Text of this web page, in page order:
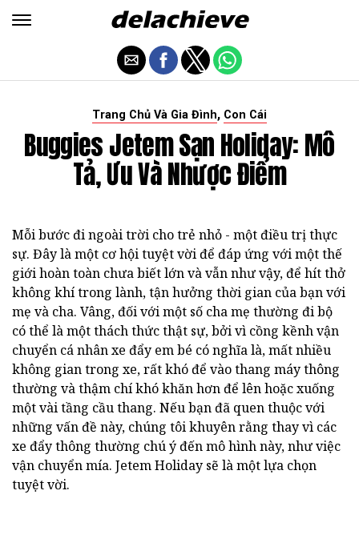
Trang Chủ Và Gia Đình, Con Cái
Buggies Jetem Sạn Holiday: Mô
Tả, Ưu Và Nhược Điểm
Mỗi bước đi ngoài trời cho trẻ nhỏ - một điều trị thực
sự. Đây là một cơ hội tuyệt vời để đáp ứng với một thế
giới hoàn toàn chưa biết lớn và vẫn như vậy, để hít thở
không khí trong lành, tận hưởng thời gian của bạn với
mẹ và cha. Vâng, đối với một số cha mẹ thường đi bộ
có thể là một thách thức thật sự, bởi vì cồng kềnh vận
chuyển cá nhân xe đẩy em bé có nghĩa là, mất nhiều
không gian trong xe, rất khó để vào thang máy thông
thường và thậm chí khó khăn hơn để lên hoặc xuống
một vài tầng cầu thang. Nếu bạn đã quen thuộc với
những vấn đề này, chúng tôi khuyên rằng thay vì các
xe đẩy thông thường chú ý đến mô hình này, như việc
vận chuyển mía. Jetem Holiday sẽ là một lựa chọn
tuyệt vời.